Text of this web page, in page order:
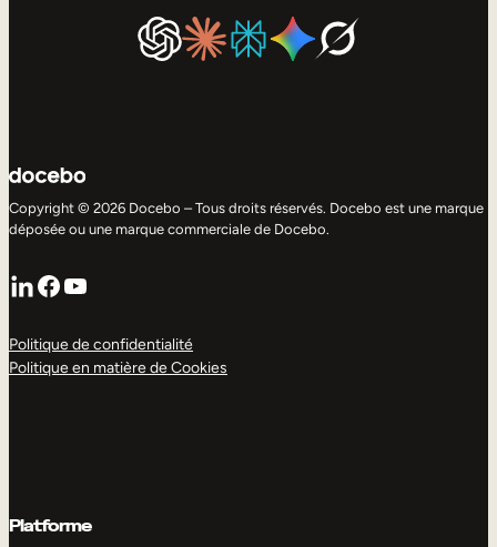
Copyright © 2026 Docebo – Tous droits réservés. Docebo est une marque
déposée ou une marque commerciale de Docebo.
LinkedIn
Facebook
YouTube
Politique de confidentialité
Politique en matière de Cookies
Platforme